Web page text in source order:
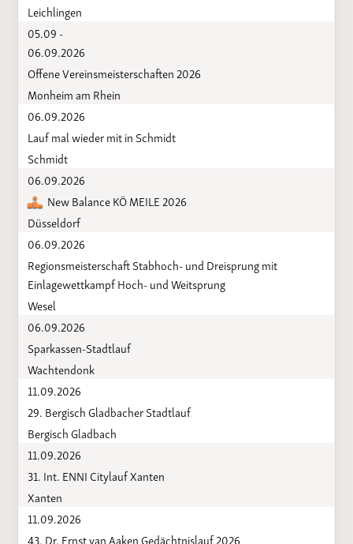
Leichlingen
05.09 -
06.09.2026
Offene Vereinsmeisterschaften 2026
Monheim am Rhein
06.09.2026
Lauf mal wieder mit in Schmidt
Schmidt
06.09.2026
New Balance KÖ MEILE 2026
Düsseldorf
06.09.2026
Regionsmeisterschaft Stabhoch- und Dreisprung mit
Einlagewettkampf Hoch- und Weitsprung
Wesel
06.09.2026
Sparkassen-Stadtlauf
Wachtendonk
11.09.2026
29. Bergisch Gladbacher Stadtlauf
Bergisch Gladbach
11.09.2026
31. Int. ENNI Citylauf Xanten
Xanten
11.09.2026
43. Dr. Ernst van Aaken Gedächtnislauf 2026